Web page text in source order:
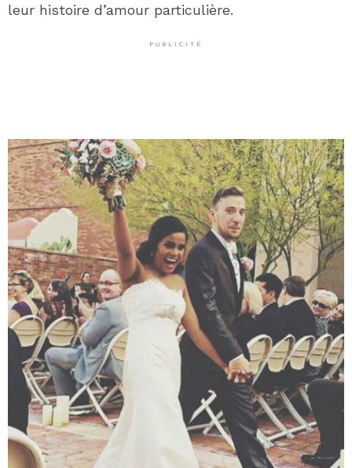
leur histoire d’amour particulière.
PUBLICITÉ